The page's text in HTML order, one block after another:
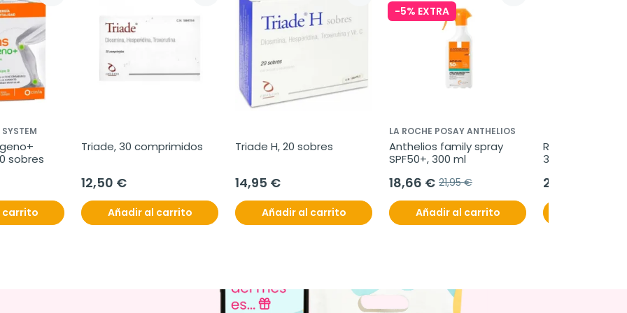
sobres
carrito
Triade, 30 comprimidos
12,50 €
Añadir al carrito
Triade H, 20 sobres
14,95 €
Añadir al carrito
-5% EXTRA
LA ROCHE POSAY ANTHELIOS
Anthelios family spray
SPF50+, 300 ml
18,66 € 21,95 €
Añadir al carrito
Regenail barniz
3,3 ml
21,80 €